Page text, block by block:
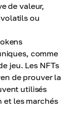
de valeur,
ou
comme
jeu. Les NFTs
de prouver la
utilisés
et les marchés